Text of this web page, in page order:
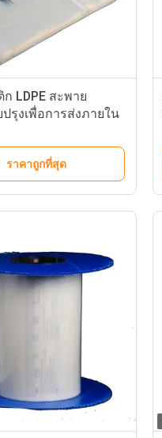
LDPE สะพาย
รุงเพื่อการส่งภายใน
ราคาถูกที่สุด